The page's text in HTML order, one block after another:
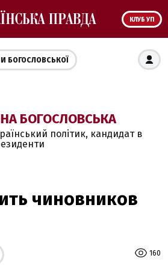
КЛУБ УП
БОГОСЛОВСЬКОЇ
БОГОСЛОВСЬКА
політик, кандидат в
чиновников
160